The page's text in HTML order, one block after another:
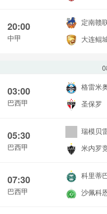
20:00
中甲
定南赣
大连鲲
03:00
巴西甲
格雷米
圣保罗
05:30
巴西甲
瑞模贝
米内罗
07:30
巴西甲
科里蒂
沙佩科